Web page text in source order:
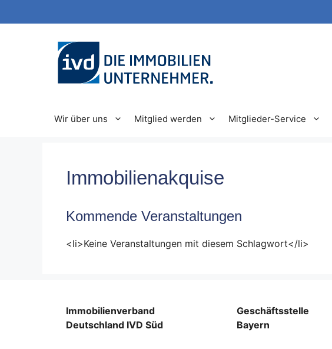
Inhalt
Wir über uns Mitglied werden Mitglieder-Service
Immobilienakquise
Kommende Veranstaltungen
<li>Keine Veranstaltungen mit diesem Schlagwort</li>
Immobilienverband
Deutschland IVD Süd
Geschäftsstelle
Bayern